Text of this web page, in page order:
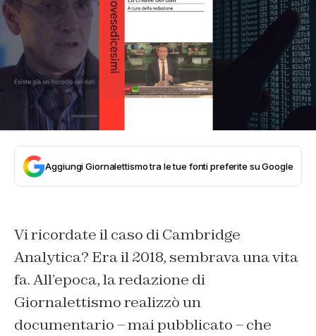
Aggiungi Giornalettismo tra le tue fonti preferite su Google
Vi ricordate il caso di Cambridge
Analytica? Era il 2018, sembrava una vita
fa. All’epoca, la redazione di
Giornalettismo realizzò un
documentario – mai pubblicato – che